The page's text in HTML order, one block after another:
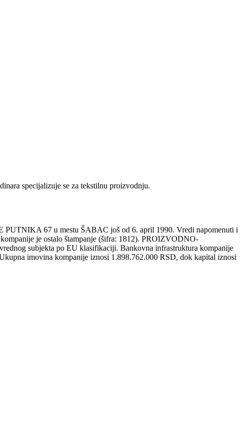
specijalizuje se za tekstilnu proizvodnju.
67 u mestu ŠABAC još od 6. april 1990. Vredi napomenuti i
je ostalo štampanje (šifra: 1812). PROIZVODNO-
subjekta po EU klasifikaciji. Bankovna infrastruktura kompanije
imovina kompanije iznosi 1.898.762.000 RSD, dok kapital iznosi